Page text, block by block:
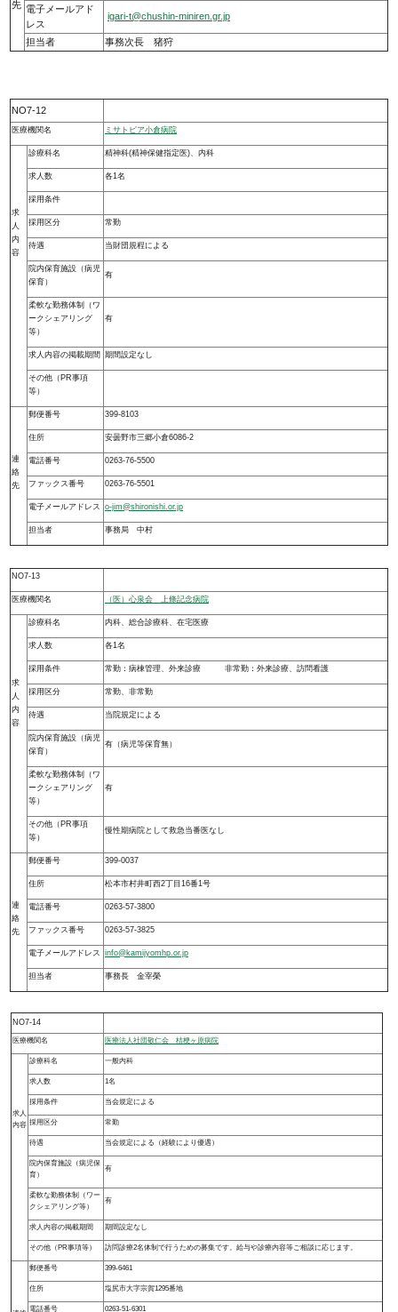
先 電子メールアド
レス
igari-t@chushin-miniren.gr.jp
担当者 事務次長 猪狩
NO7-12
医療機関名 ミサトピア小倉病院
求
人
内
容
診療科名 精神科(精神保健指定医)、内科
求人数 各1名
採用条件
採用区分 常勤
待遇 当財団規程による
院内保育施設（病児
保育）
有
柔軟な勤務体制（ワ
ークシェアリング
等）
有
求人内容の掲載期間 期間設定なし
その他（PR事項
等）
連
絡
先
郵便番号 399-8103
住所 安曇野市三郷小倉6086-2
電話番号 0263-76-5500
ファックス番号 0263-76-5501
電子メールアドレス o-jim@shironishi.or.jp
担当者 事務局 中村
NO7-13
医療機関名 （医）心泉会 上條記念病院
求
人
内
容
診療科名 内科、総合診療科、在宅医療
求人数 各1名
採用条件 常勤：病棟管理、外来診療 非常勤：外来診療、訪問看護
採用区分 常勤、非常勤
待遇 当院規定による
院内保育施設（病児
保育）
有（病児等保育無）
柔軟な勤務体制（ワ
ークシェアリング
等）
有
その他（PR事項
等）
慢性期病院として救急当番医なし
連
絡
先
郵便番号 399-0037
住所 松本市村井町西2丁目16番1号
電話番号 0263-57-3800
ファックス番号 0263-57-3825
電子メールアドレス info@kamijyomhp.or.jp
担当者 事務長 金宰榮
NO7-14
医療機関名 医療法人社団敬仁会 桔梗ヶ原病院
求人
内容
診療科名 一般内科
求人数 1名
採用条件 当会規定による
採用区分 常勤
待遇 当会規定による（経験により優遇）
院内保育施設（病児保
育）
有
柔軟な勤務体制（ワー
クシェアリング等）
有
求人内容の掲載期間 期間設定なし
その他（PR事項等） 訪問診療2名体制で行うための募集です。給与や診療内容等ご相談に応じます。
郵便番号 399-6461
住所 塩尻市大字宗賀1295番地
電話番号 0263-51-6301